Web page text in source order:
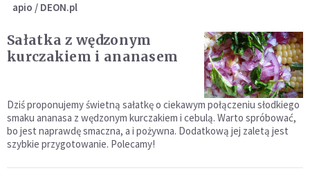
apio / DEON.pl
Sałatka z wędzonym
kurczakiem i ananasem
Dziś proponujemy świetną sałatkę o ciekawym połączeniu słodkiego
smaku ananasa z wędzonym kurczakiem i cebulą. Warto spróbować,
bo jest naprawdę smaczna, a i pożywna. Dodatkową jej zaletą jest
szybkie przygotowanie. Polecamy!